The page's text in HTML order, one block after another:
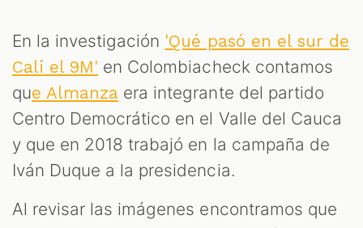
En la investigación 'Qué pasó en el sur de
Cali el 9M' en Colombiacheck contamos
que Almanza era integrante del partido
Centro Democrático en el Valle del Cauca
y que en 2018 trabajó en la campaña de
Iván Duque a la presidencia.
Al revisar las imágenes encontramos que